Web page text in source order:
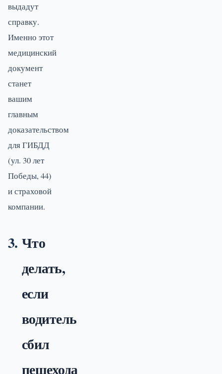
выдадут
справку.
Именно этот
медицинский
документ
станет
вашим
главным
доказательством
для ГИБДД
(ул. 30 лет
Победы, 44)
и страховой
компании.
Что
делать,
если
водитель
сбил
пешехода